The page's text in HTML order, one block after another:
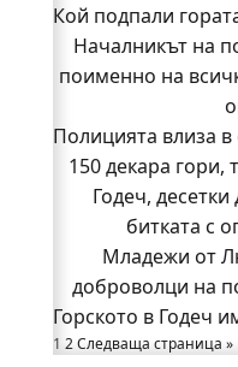
150 декара гори,
Годеч,
битката
Полицията влиза в
Възможни са
от
Какво накара
пред
Родов оброк
в Букоровци,
Кой подпали
Началникът на
поименно на
Полицията влиза в
150 декара гори,
Годеч,
битката с
Младежи от
доброволци на
Горското в Годеч
1 2Следваща страница »